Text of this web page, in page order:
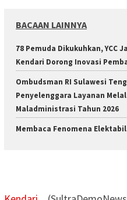
BACAAN LAINNYA
78 Pemuda Dikukuhkan, YCC
Kendari Dorong Inovasi
Ombudsman RI Sulawesi
Penyelenggara Layanan
Maladministrasi Tahun 2026
Membaca Fenomena